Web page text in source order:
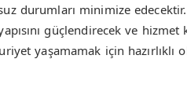
durumları minimize
güçlendirecek ve
yaşamamak için hazırlıklı